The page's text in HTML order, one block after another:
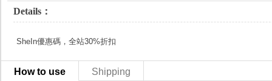
Details：
SheIn優惠碼，全站30%折扣
How to use Shipping